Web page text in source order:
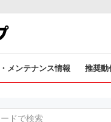
メンテナンス情報 推奨動